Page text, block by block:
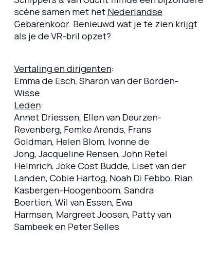
scène samen met hetNederlandse
Gebarenkoor. Benieuwd wat je te zien krijgt
als je de VR-bril opzet?
Vertaling en dirigenten:
Emma de Esch, Sharon van der Borden-
Wisse
Leden:
Annet Driessen, Ellen van Deurzen-
Revenberg, Femke Arends, Frans
Goldman, Helen Blom, Ivonne de
Jong, Jacqueline Rensen, John Retel
Helmrich, Joke Cost Budde, Liset van der
Landen, Cobie Hartog, Noah Di Febbo, Rian
Kasbergen-Hoogenboom, Sandra
Boertien, Wil van Essen, Ewa
Harmsen, Margreet Joosen, Patty van
Sambeek en Peter Selles